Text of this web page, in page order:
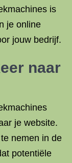
is
je online
jouw bedrijf.
naar
je website.
nemen in de
potentiële